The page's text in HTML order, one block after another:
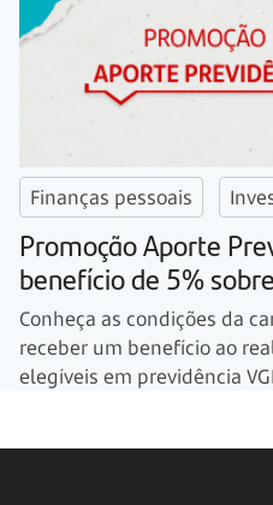
Finanças pessoais
Promoção Aporte
benefício de 5%
Conheça as condições da
receber um benefício ao
elegíveis em previdência